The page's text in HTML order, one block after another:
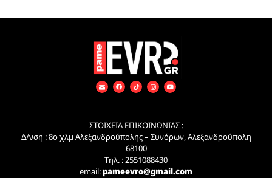
ΣΤΟΙΧΕΙΑ ΕΠΙΚΟΙΝΩΝΙΑΣ :
Δ/νση : 8ο χλμ Αλεξανδρούπολης – Συνόρων, Αλεξανδρούπολη
68100
Τηλ. : 2551088430
email:pameevro@gmail.com